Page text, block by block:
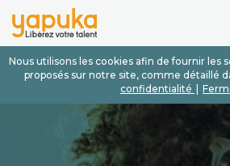
Nous utilisons les cookies afin de fournir les
proposés sur notre site, comme détaillé
confidentialité